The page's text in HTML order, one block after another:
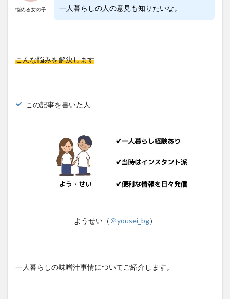
悩める女の子
一人暮らしの人の意見も知りたいな。
こんな悩みを解決します
この記事を書いた人
ようせい（ ＠yousei_bg）
一人暮らしの味噌汁事情についてご紹介します。